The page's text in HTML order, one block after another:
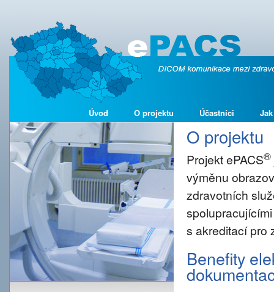
Úvod O projektu Účastníci
O projektu
Projekt ePACS®
výměnu
zdravotních
s akreditací pro
Benefity